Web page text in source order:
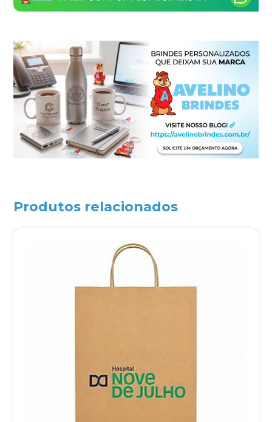
Produtos relacionados